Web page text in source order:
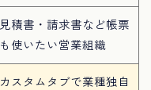
見積書・請求書など帳票
も使いたい営業組織
カスタムタブで業種独自